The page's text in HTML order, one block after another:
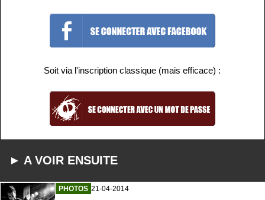
Soit via l'inscription classique (mais efficace) :
► A VOIR ENSUITE
PHOTOS 21-04-2014